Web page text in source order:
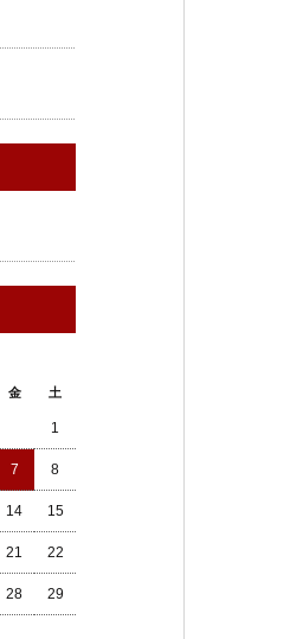
金 土
1
7 8
14 15
21 22
28 29